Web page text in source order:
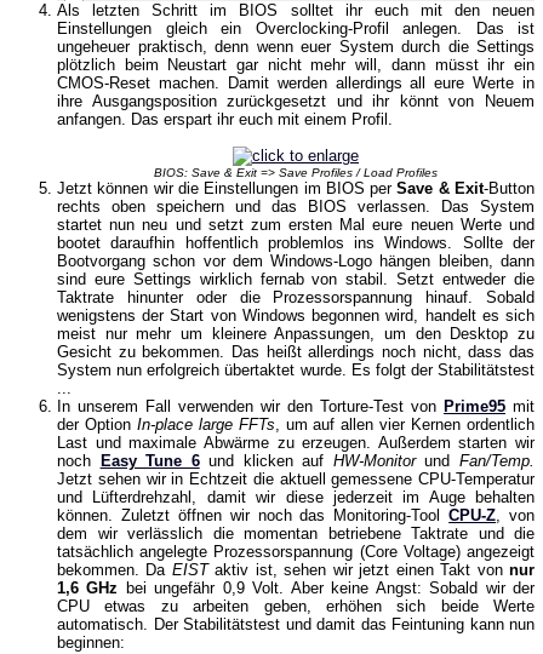
Als letzten Schritt im BIOS solltet ihr euch mit den neuen
Einstellungen gleich ein Overclocking-Profil anlegen. Das ist
ungeheuer praktisch, denn wenn euer System durch die Settings
plötzlich beim Neustart gar nicht mehr will, dann müsst ihr ein
CMOS-Reset machen. Damit werden allerdings all eure Werte in
ihre Ausgangsposition zurückgesetzt und ihr könnt von Neuem
anfangen. Das erspart ihr euch mit einem Profil.
BIOS: Save & Exit => Save Profiles / Load Profiles
Jetzt können wir die Einstellungen im BIOS perSave & Exit-Button
rechts oben speichern und das BIOS verlassen. Das System
startet nun neu und setzt zum ersten Mal eure neuen Werte und
bootet daraufhin hoffentlich problemlos ins Windows. Sollte der
Bootvorgang schon vor dem Windows-Logo hängen bleiben, dann
sind eure Settings wirklich fernab von stabil. Setzt entweder die
Taktrate hinunter oder die Prozessorspannung hinauf. Sobald
wenigstens der Start von Windows begonnen wird, handelt es sich
meist nur mehr um kleinere Anpassungen, um den Desktop zu
Gesicht zu bekommen. Das heißt allerdings noch nicht, dass das
System nun erfolgreich übertaktet wurde. Es folgt der Stabilitätstest
...
In unserem Fall verwenden wir den Torture-Test von Prime95 mit
der Option In-place large FFTs, um auf allen vier Kernen ordentlich
Last und maximale Abwärme zu erzeugen. Außerdem starten wir
noch
Easy Tune 6und klicken auf HW-MonitorundFan/Temp.
Jetzt sehen wir in Echtzeit die aktuell gemessene CPU-Temperatur
und Lüfterdrehzahl, damit wir diese jederzeit im Auge behalten
können. Zuletzt öffnen wir noch das Monitoring-ToolCPU-Z, von
dem wir verlässlich die momentan betriebene Taktrate und die
tatsächlich angelegte Prozessorspannung (Core Voltage) angezeigt
bekommen. Da EISTaktiv ist, sehen wir jetzt einen Takt vonnur
1,6 GHz bei ungefähr 0,9 Volt. Aber keine Angst: Sobald wir der
CPU etwas zu arbeiten geben, erhöhen sich beide Werte
automatisch. Der Stabilitätstest und damit das Feintuning kann nun
beginnen: